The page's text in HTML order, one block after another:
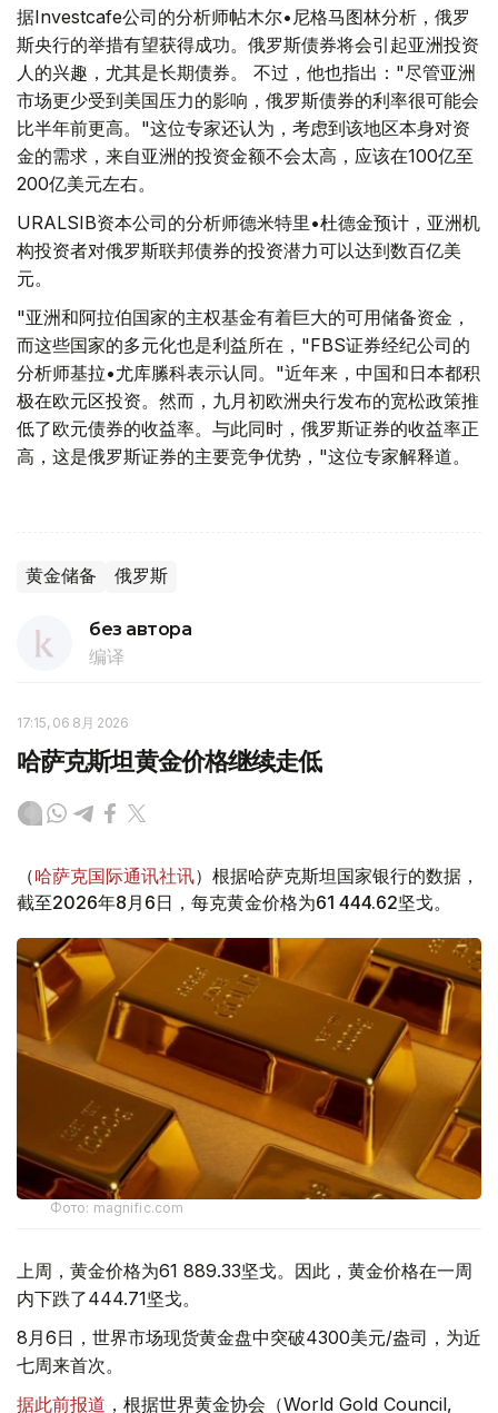
据Investcafe公司的分析师帖木尔•尼格马图林分析，俄罗
斯央行的举措有望获得成功。俄罗斯债券将会引起亚洲投资
人的兴趣，尤其是长期债券。 不过，他也指出："尽管亚洲
市场更少受到美国压力的影响，俄罗斯债券的利率很可能会
比半年前更高。"这位专家还认为，考虑到该地区本身对资
金的需求，来自亚洲的投资金额不会太高，应该在100亿至
200亿美元左右。
URALSIB资本公司的分析师德米特里•杜德金预计，亚洲机
构投资者对俄罗斯联邦债券的投资潜力可以达到数百亿美
元。
"亚洲和阿拉伯国家的主权基金有着巨大的可用储备资金，
而这些国家的多元化也是利益所在，"FBS证券经纪公司的
分析师基拉•尤库縢科表示认同。"近年来，中国和日本都积
极在欧元区投资。然而，九月初欧洲央行发布的宽松政策推
低了欧元债券的收益率。与此同时，俄罗斯证券的收益率正
高，这是俄罗斯证券的主要竞争优势，"这位专家解释道。
黄金储备 俄罗斯
без автора
编译
17:15, 06 8月 2026
哈萨克斯坦黄金价格继续走低
（哈萨克国际通讯社讯）根据哈萨克斯坦国家银行的数据，
截至2026年8月6日，每克黄金价格为61 444.62坚戈。
Фото: magnific.com
上周，黄金价格为61 889.33坚戈。因此，黄金价格在一周
内下跌了444.71坚戈。
8月6日，世界市场现货黄金盘中突破4300美元/盎司，为近
七周来首次。
据此前报道 ，根据世界黄金协会（World Gold Council,